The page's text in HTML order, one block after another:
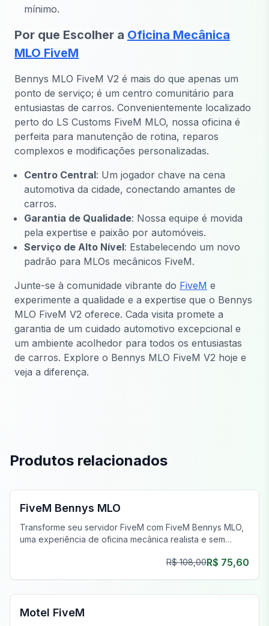
mínimo.
Por que Escolher a Oficina Mecânica
MLO FiveM
Bennys MLO FiveM V2 é mais do que apenas um
ponto de serviço; é um centro comunitário para
entusiastas de carros. Convenientemente localizado
perto do LS Customs FiveM MLO, nossa oficina é
perfeita para manutenção de rotina, reparos
complexos e modificações personalizadas.
Centro Central: Um jogador chave na cena
automotiva da cidade, conectando amantes de
carros.
Garantia de Qualidade: Nossa equipe é movida
pela expertise e paixão por automóveis.
Serviço de Alto Nível: Estabelecendo um novo
padrão para MLOs mecânicos FiveM.
Junte-se à comunidade vibrante do FiveM e
experimente a qualidade e a expertise que o Bennys
MLO FiveM V2 oferece. Cada visita promete a
garantia de um cuidado automotivo excepcional e
um ambiente acolhedor para todos os entusiastas
de carros. Explore o Bennys MLO FiveM V2 hoje e
veja a diferença.
Produtos relacionados
FiveM Bennys MLO
Transforme seu servidor FiveM com FiveM Bennys MLO,
uma experiência de oficina mecânica realista e sem
R$ 108,00R$ 75,60
FiveM Negócios MLO
Motel FiveM